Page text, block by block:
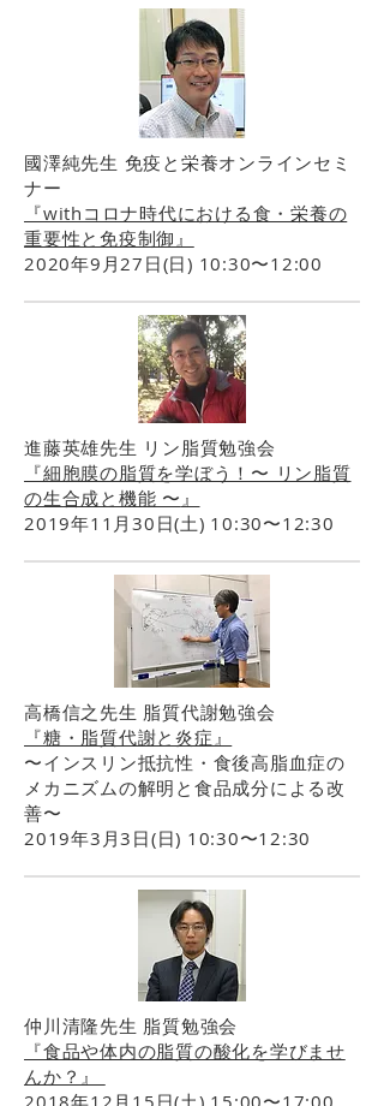
國澤純先生 免疫と栄養オンラインセミ
ナー
『withコロナ時代における食・栄養の
重要性と免疫制御』
2020年9月27日(日) 10:30〜12:00
進藤英雄先生 リン脂質勉強会
『細胞膜の脂質を学ぼう！ 〜 リン脂質
の生合成と機能 〜 』
2019年11月30日(土) 10:30〜12:30
高橋信之先生 脂質代謝勉強会
『糖・脂質代謝と炎症』
〜インスリン抵抗性・食後高脂血症の
メカニズムの解明と食品成分による改
善〜
2019年3月3日(日) 10:30〜12:30
仲川清隆先生 脂質勉強会
『食品や体内の脂質の酸化を学びませ
んか？』
2018年12月15日(土) 15:00〜17:00